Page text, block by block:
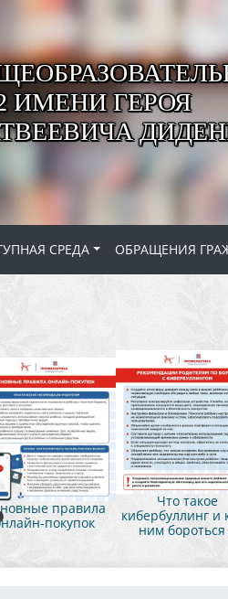
ИМЕНИ ГЕРОЯ
СРЕДА ОБРАЩЕНИЯ
правила
покупок
Что такое
кибербуллинг и
ним бороться